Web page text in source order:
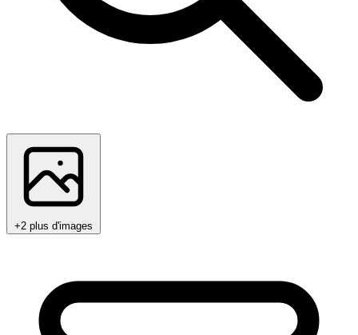
+2 plus d'images